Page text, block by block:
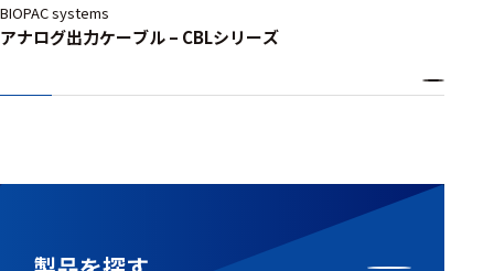
BIOPAC systems
アナログ出力ケーブル – CBLシリーズ